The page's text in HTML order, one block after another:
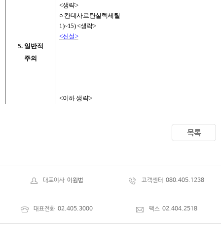
5. 일반적
주의
<생략>
○ 칸데사르탄실렉세틸
1)~15) <생략>
<신설>
<이하 생략>
목록
대표이사 이원범 고객센터 080.405.1238
대표전화 02.405.3000 팩스 02.404.2518